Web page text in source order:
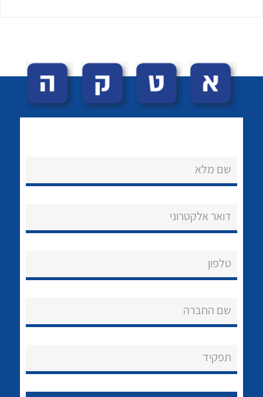
אודות
צור קשר
לכל מוצרי היצרן
לכל מוצרי היצרן לכל מוצרי היצרן
שם מלא
דואר אלקטרוני
טלפון
שם החברה
תפקיד